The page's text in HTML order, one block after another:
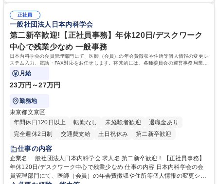
業務をお任せします。残業も基本的には発生せず、ご自身のペースで業務
を進めやすく定着率の高い環境です。 募集職種 東京【経理・総務】週1日
出社程度のリモート中心/残業基本無/独立系ファーム
【働き方について】現在は週4日程度の在宅勤務を実施しており、ワーク
ライフバランスを重視する方に最適な環境です（フルリモートも面接で相
談可）。【求める人物像】幅広いバックオフィス業務に柔軟に対応でき、
社内外と円滑にコミュニケーションを取りながら業務を推進できる方 学
歴・資格 学歴：大学院 大学 高専 短大 専修学校 高校 語学力： 資格：
正社員
一般社団法人日本内科学会
第二新卒歓迎!【正社員事務】年休120日/デスクワーク
中心で残業少なめ 一般事務
日本内科学会の会員管理部門にて、医師（会員）の年会費徴収や住所等個人情報の変更シ
ステム入力、電話・FAX対応をお任せします。将来的には、各種委員会の運営事務局業務
などにも幅広く携わっていただきます。
月給
23万円～27万円
勤務地
東京都文京区
年間休日120日以上
転勤なし 未経験者歓迎
退職金あり
完全週休2日制
交通費支給 土日祝休み 第二新卒歓迎
仕事の内容
企業名 一般社団法人日本内科学会 求人名 第二新卒歓迎！【正社員事務】
年休120日/デスクワーク中心で残業少なめ 仕事の内容 日本内科学会の会
員管理部門にて、医師（会員）の年会費徴収や住所等個人情報の変更シス